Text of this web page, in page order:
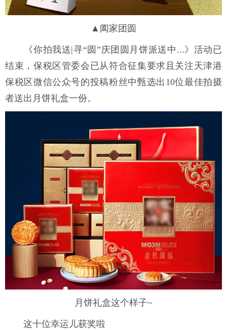
▲阖家团圆
《你拍我送|寻“圆”庆团圆月饼派送中...》活动已
结束，保税区管委会已从符合征集要求且关注天津港
保税区微信公众号的投稿粉丝中甄选出10位最佳拍摄
者送出月饼礼盒一份。
月饼礼盒这个样子~
这十位幸运儿获奖啦